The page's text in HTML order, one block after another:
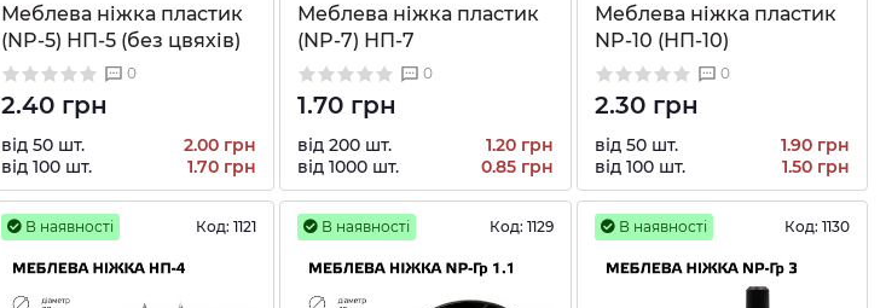
Меблева ніжка пластик
(NP-5) НП-5 (без цвяхів)
0
2.40 грн
від 50 шт.
2.00 грн
від 100 шт.
1.70 грн
Меблева ніжка пластик
(NP-7) НП-7
0
1.70 грн
від 200 шт.
1.20 грн
від 1000 шт.
0.85 грн
Меблева ніжка пластик
NP-10 (НП-10)
0
2.30 грн
від 50 шт.
1.90 грн
від 100 шт.
1.50 грн
В наявності Код: 1121 В наявності Код: 1129 В наявності Код: 1130